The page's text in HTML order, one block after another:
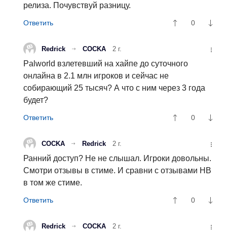
релиза. Почувствуй разницу.
0
Redrick COCKA 2 г.
Palworld взлетевший на хайпе до суточного
онлайна в 2.1 млн игроков и сейчас не
собирающий 25 тысяч? А что с ним через 3 года
будет?
0
COCKA Redrick 2 г.
Ранний доступ? Не не слышал. Игроки довольны.
Смотри отзывы в стиме. И сравни с отзывами НВ
в том же стиме.
0
Redrick COCKA 2 г.